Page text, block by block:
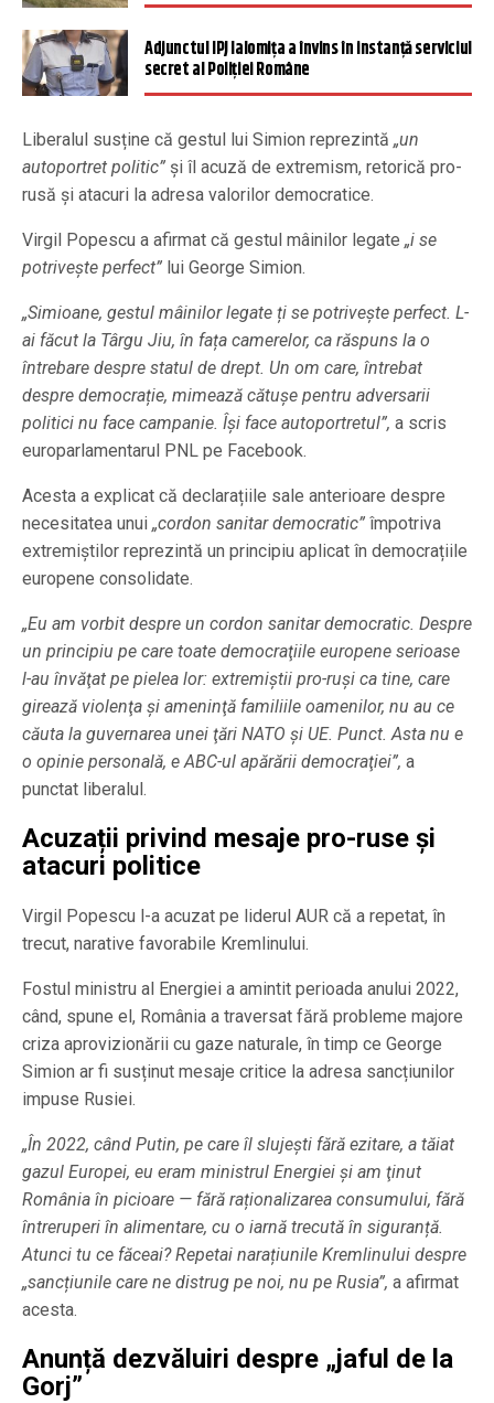
Adjunctul IPJ Ialomița a învins în instanță serviciul
secret al Poliției Române
Liberalul susține că gestul lui Simion reprezintă „un
autoportret politic” și îl acuză de extremism, retorică pro-
rusă și atacuri la adresa valorilor democratice.
Virgil Popescu a afirmat că gestul mâinilor legate „i se
potrivește perfect” lui George Simion.
„Simioane, gestul mâinilor legate ți se potrivește perfect. L-
ai făcut la Târgu Jiu, în fața camerelor, ca răspuns la o
întrebare despre statul de drept. Un om care, întrebat
despre democrație, mimează cătuşe pentru adversarii
politici nu face campanie. Îşi face autoportretul”, a scris
europarlamentarul PNL pe Facebook.
Acesta a explicat că declarațiile sale anterioare despre
necesitatea unui „cordon sanitar democratic” împotriva
extremiștilor reprezintă un principiu aplicat în democrațiile
europene consolidate.
„Eu am vorbit despre un cordon sanitar democratic. Despre
un principiu pe care toate democraţiile europene serioase
l-au învăţat pe pielea lor: extremiştii pro-ruşi ca tine, care
girează violenţa şi ameninţă familiile oamenilor, nu au ce
căuta la guvernarea unei ţări NATO şi UE. Punct. Asta nu e
o opinie personală, e ABC-ul apărării democraţiei”, a
punctat liberalul.
Acuzații privind mesaje pro-ruse și
atacuri politice
Virgil Popescu l-a acuzat pe liderul AUR că a repetat, în
trecut, narative favorabile Kremlinului.
Fostul ministru al Energiei a amintit perioada anului 2022,
când, spune el, România a traversat fără probleme majore
criza aprovizionării cu gaze naturale, în timp ce George
Simion ar fi susținut mesaje critice la adresa sancțiunilor
impuse Rusiei.
„În 2022, când Putin, pe care îl slujești fără ezitare, a tăiat
gazul Europei, eu eram ministrul Energiei şi am ţinut
România în picioare — fără raționalizarea consumului, fără
întreruperi în alimentare, cu o iarnă trecută în siguranță.
Atunci tu ce făceai? Repetai narațiunile Kremlinului despre
„sancțiunile care ne distrug pe noi, nu pe Rusia”, a afirmat
acesta.
Anunță dezvăluiri despre „jaful de la
Gorj”